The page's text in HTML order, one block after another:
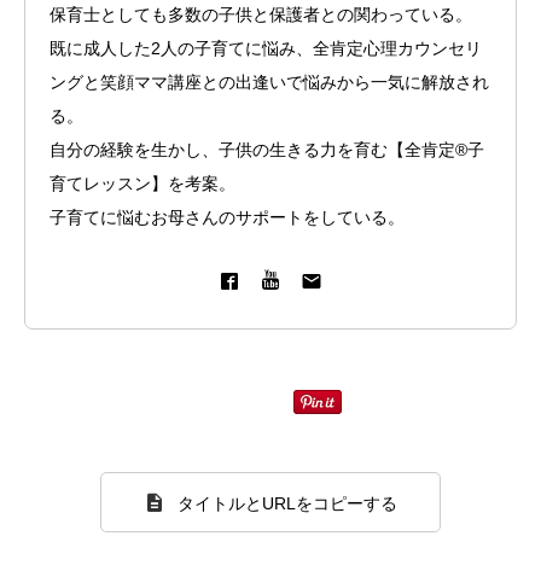
保育士としても多数の子供と保護者との関わっている。
既に成人した2人の子育てに悩み、全肯定心理カウンセリ
ングと笑顔ママ講座との出逢いで悩みから一気に解放され
る。
自分の経験を生かし、子供の生きる力を育む【全肯定®子
育てレッスン】を考案。
子育てに悩むお母さんのサポートをしている。
タイトルとURLをコピーする